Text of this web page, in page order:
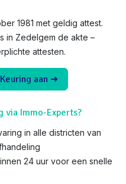
1981 met geldig attest.
in Zedelgem de akte –
attesten.
aan ➜
via Immo-Experts?
in alle districten van
24 uur voor een snelle